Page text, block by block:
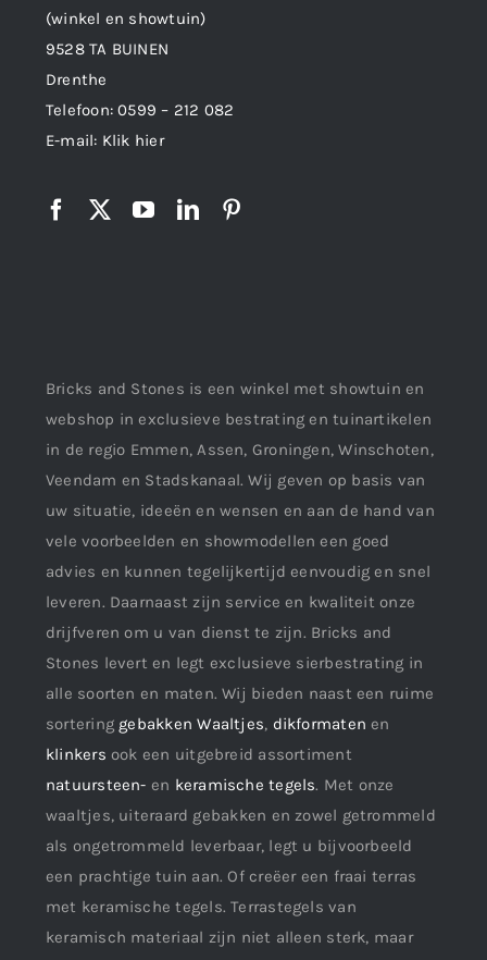
(winkel en showtuin)
9528 TA BUINEN
Drenthe
Telefoon:0599 – 212 082
E-mail: Klik hier
Bricks and Stones is een winkel met showtuin en
webshop in exclusieve bestrating en tuinartikelen
in de regio Emmen, Assen, Groningen, Winschoten,
Veendam en Stadskanaal. Wij geven op basis van
uw situatie, ideeën en wensen en aan de hand van
vele voorbeelden en showmodellen een goed
advies en kunnen tegelijkertijd eenvoudig en snel
leveren. Daarnaast zijn service en kwaliteit onze
drijfveren om u van dienst te zijn. Bricks and
Stones levert en legt exclusieve sierbestrating in
alle soorten en maten. Wij bieden naast een ruime
sortering gebakken Waaltjes, dikformaten en
klinkers ook een uitgebreid assortiment
natuursteen- en keramische tegels. Met onze
waaltjes, uiteraard gebakken en zowel getrommeld
als ongetrommeld leverbaar, legt u bijvoorbeeld
een prachtige tuin aan. Of creëer een fraai terras
met keramische tegels. Terrastegels van
keramisch materiaal zijn niet alleen sterk, maar